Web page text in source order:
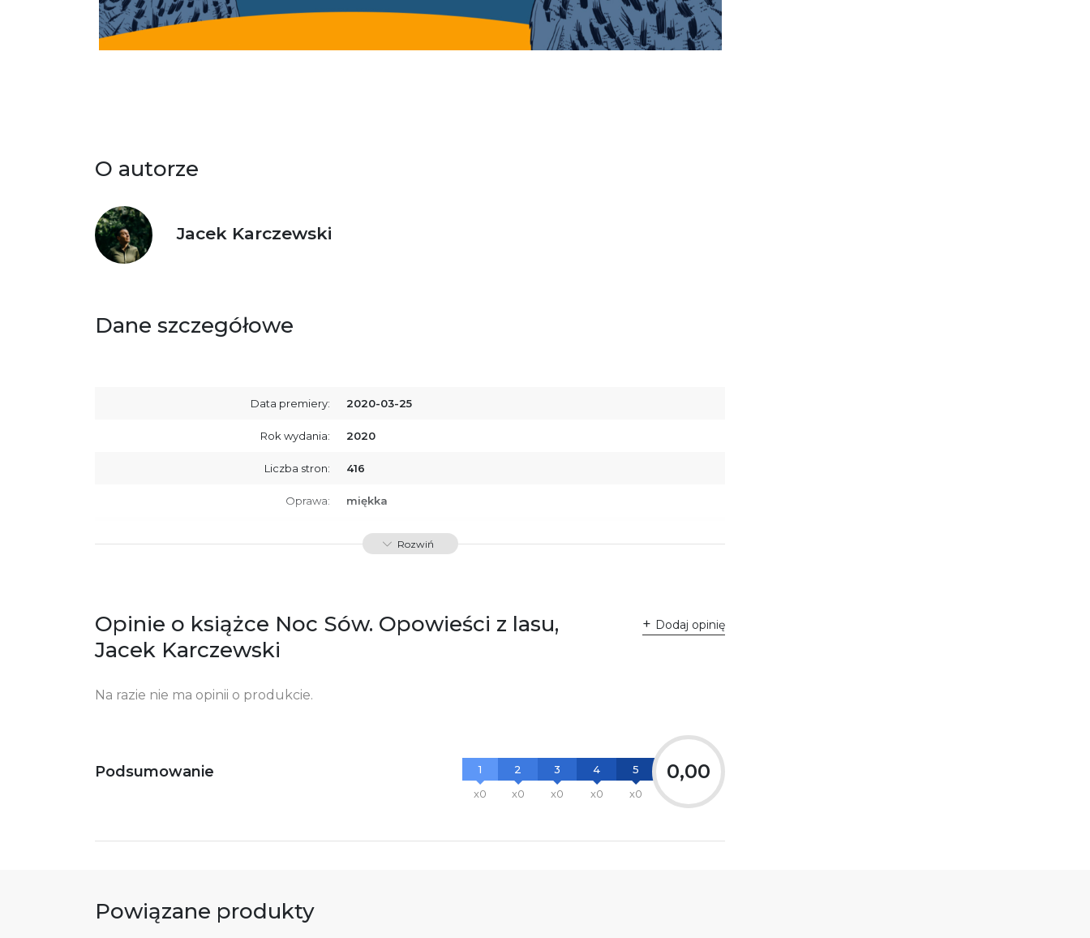
O autorze
Jacek Karczewski
Dane szczegółowe
Data premiery: 2020-03-25
Rok wydania: 2020
Liczba stron: 416
Oprawa: miękka
9788366517813
Rozwiń
Opinie o książce Noc Sów. Opowieści z lasu,
Jacek Karczewski
Dodaj opinię
Na razie nie ma opinii o produkcie.
Podsumowanie
1
x0
2
x0
3
x0
4
x0
5
x0
0,00
Powiązane produkty